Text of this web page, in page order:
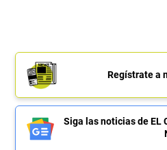
Regístrate a
Siga las noticias de EL